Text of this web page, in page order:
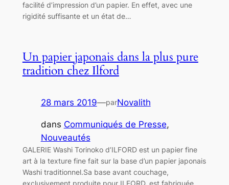
facilité d’impression d’un papier. En effet, avec une
rigidité suffisante et un état de…
Un papier japonais dans la plus pure
tradition chez Ilford
28 mars 2019—parNovalith
dans Communiqués de Presse
Nouveautés
GALERIE Washi Torinoko d’ILFORD est un papier fine
art à la texture fine fait sur la base d’un papier japonais
Washi traditionnel.Sa base avant couchage,
exclusivement produite pour ILFORD, est fabriquée